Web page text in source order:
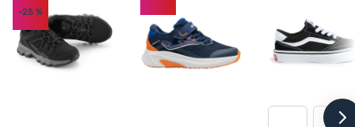
höherer Flexibilität
modernisiertes Design geeignet für den täglichen
Gebrauch
-25 %